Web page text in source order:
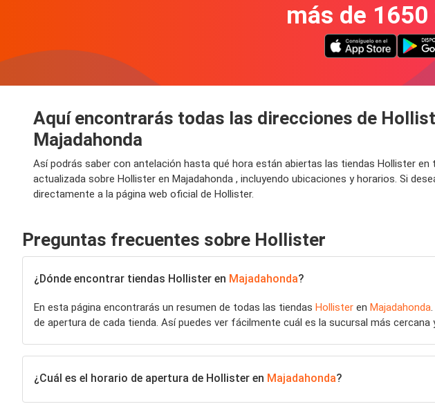
más de
Aquí encontrarás todas las direcciones de
Majadahonda
Así podrás saber con antelación hasta qué hora están abiertas las tiendas Hollister
actualizada sobre Hollister en Majadahonda , incluyendo ubicaciones y horarios. Si
directamente a la página web oficial de Hollister.
Preguntas frecuentes sobre Hollister
¿Dónde encontrar tiendas Hollister en Majadahonda?
En esta página encontrarás un resumen de todas las tiendas Hollister en Majadahonda
de apertura de cada tienda. Así puedes ver fácilmente cuál es la sucursal más cercana
¿Cuál es el horario de apertura de Hollister en Majadahonda?